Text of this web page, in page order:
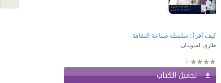
كيف أقرأ : سلسلة صناعة الثقافة
طارق السويدان
تحميل الكتاب